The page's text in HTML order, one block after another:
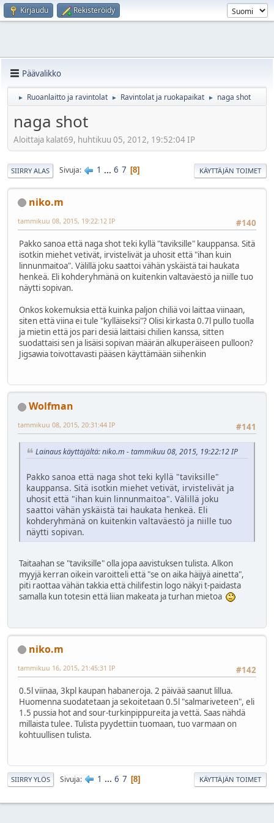
Kirjaudu Rekisteröidy
Päävalikko
► Ruoanlaitto ja ravintolat ► Ravintolat ja ruokapaikat ► naga shot
naga shot
Aloittaja kalat69, huhtikuu 05, 2012, 19:52:04 IP
SIIRRY ALAS Sivuja 1 ... 6 7 8 KÄYTTÄJÄN TOIMET
niko.m
#140
tammikuu 08, 2015, 19:22:12 IP
Pakko sanoa että naga shot teki kyllä "taviksille" kauppansa. Sitä
isotkin miehet vetivät, irvistelivät ja uhosit että "ihan kuin
linnunmaitoa". Välillä joku saattoi vähän yskäistä tai haukata
henkeä. Eli kohderyhmänä on kuitenkin valtaväestö ja niille tuo
näytti sopivan.
Onkos kokemuksia että kuinka paljon chiliä voi laittaa viinaan,
siten että viina ei tule "kylläiseksi"? Olisi kirkasta 0.7l pullo tuolla
ja mietin että jos pari desiä laittaisi chilien kanssa, sitten
suodattaisi sen ja lisäisi sopivan määrän alkuperäiseen pulloon?
Jigsawia toivottavasti pääsen käyttämään siihenkin
Wolfman
#141
tammikuu 08, 2015, 20:31:44 IP
Lainaus käyttäjältä: niko.m - tammikuu 08, 2015, 19:22:12 IP
Pakko sanoa että naga shot teki kyllä "taviksille"
kauppansa. Sitä isotkin miehet vetivät, irvistelivät ja
uhosit että "ihan kuin linnunmaitoa". Välillä joku
saattoi vähän yskäistä tai haukata henkeä. Eli
kohderyhmänä on kuitenkin valtaväestö ja niille tuo
näytti sopivan.
Taitaahan se "taviksille" olla jopa aavistuksen tulista. Alkon
myyjä kerran oikein varoitteli että "se on aika häijyä ainetta",
piti raottaa vähän takkia että chilifestin logo näkyi t-paidasta
samalla kun totesin että liian makeata ja turhan mietoa
niko.m
#142
tammikuu 16, 2015, 21:45:31 IP
0.5l viinaa, 3kpl kaupan habaneroja. 2 päivää saanut lillua.
Huomenna suodatetaan ja sekoitetaan 0.5l "salmariveteen", eli
1.5 pussia hot and sour-turkinpippureita ja vettä. Saas nähdä
millaista tulee. Tulista pyydettiin tuomaan, tuo varmaan on
kohtuullisen tulista.
SIIRRY YLÖS Sivuja 1 ... 6 7 8 KÄYTTÄJÄN TOIMET